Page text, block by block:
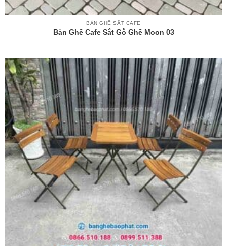
BÀN GHẾ SẮT CAFE
Bàn Ghế Cafe Sắt Gỗ Ghế Moon 03